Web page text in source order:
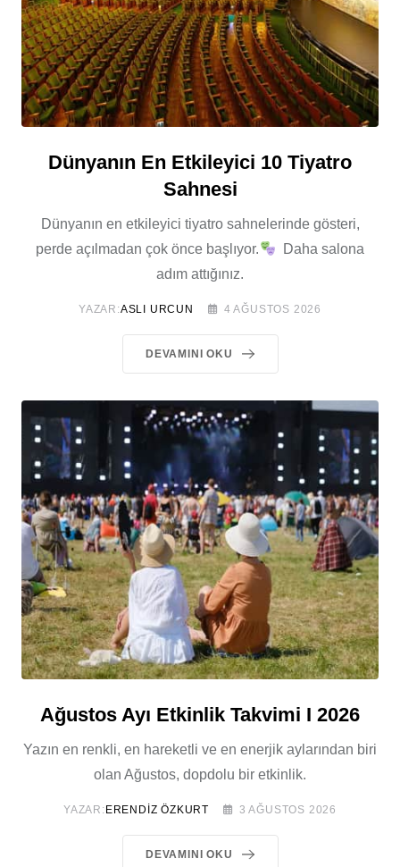
Dünyanın En Etkileyici 10 Tiyatro
Sahnesi
Dünyanın en etkileyici tiyatro sahnelerinde gösteri,
perde açılmadan çok önce başlıyor.
Daha salona
adım attığınız.
YAZAR:ASLI URCUN 4 AĞUSTOS 2026
DEVAMINI OKU
Ağustos Ayı Etkinlik Takvimi I 2026
Yazın en renkli, en hareketli ve en enerjik aylarından biri
olan Ağustos, dopdolu bir etkinlik.
YAZAR: ERENDIZ ÖZKURT 3 AĞUSTOS 2026
DEVAMINI OKU